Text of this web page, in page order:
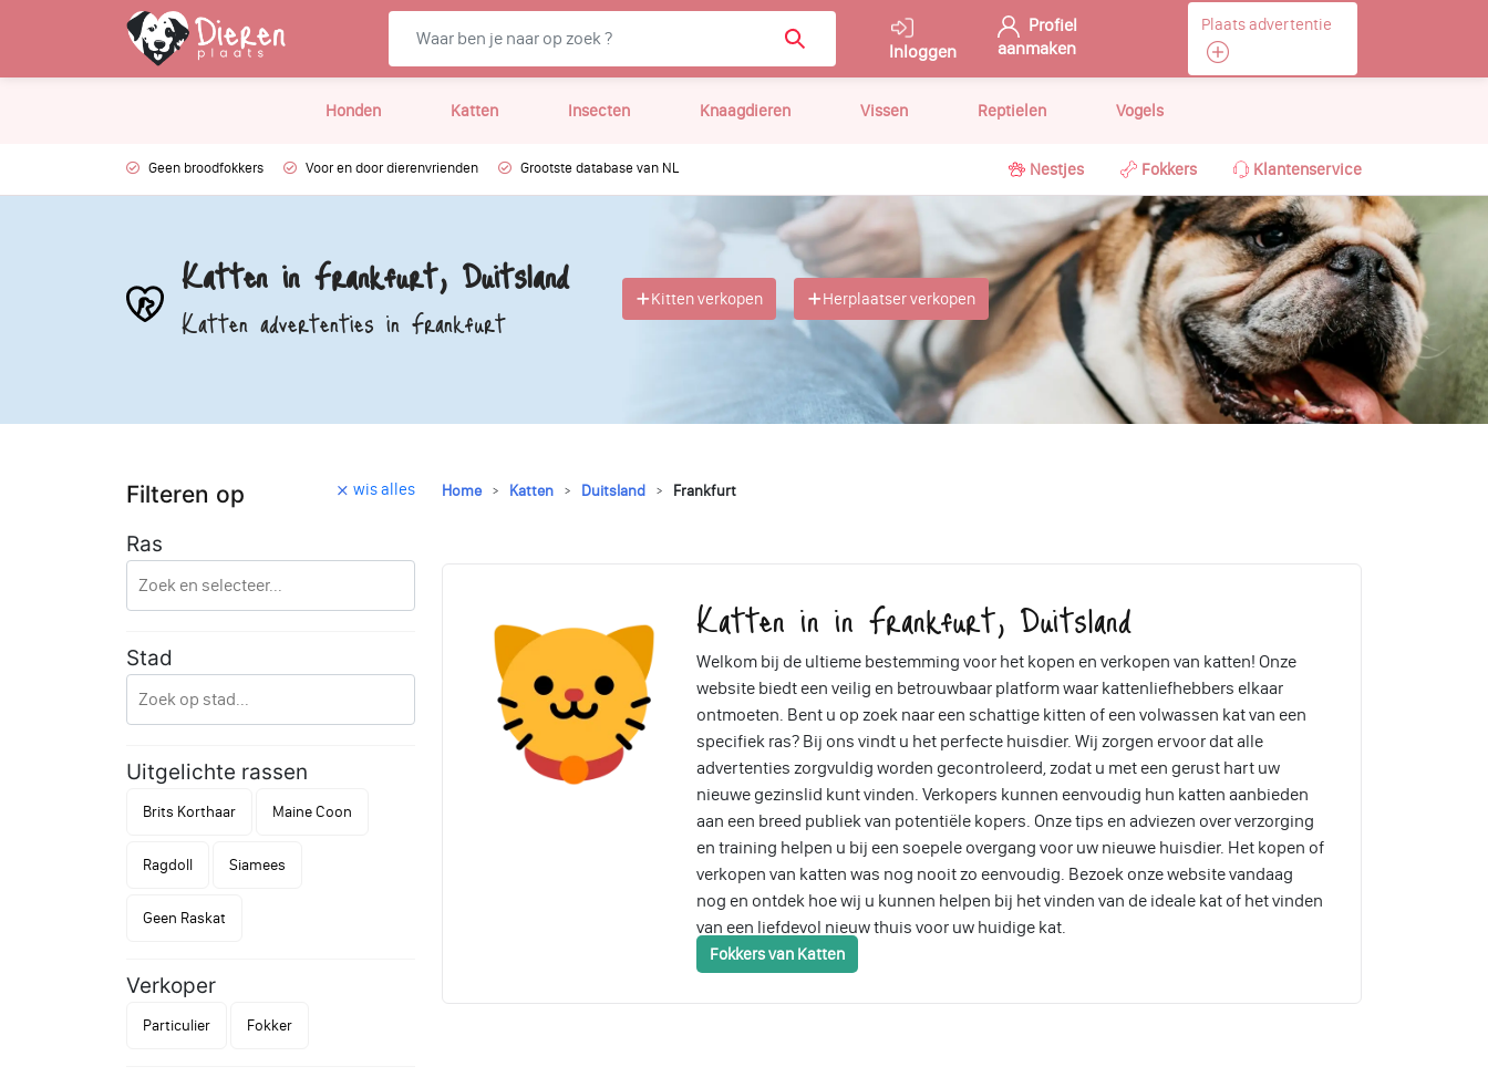
Inloggen
Profiel
aanmaken
Plaats advertentie
Honden Katten Insecten Knaagdieren Vissen Reptielen Vogels
Geen broodfokkers Voor en door dierenvrienden Grootste database van NL Nestjes Fokkers Klantenservice
Katten in Frankfurt, Duitsland
Katten advertenties in Frankfurt Kitten verkopen Herplaatser verkopen
Filteren op wis alles
Ras
Stad
Uitgelichte rassen
Brits Korthaar Maine Coon
Ragdoll Siamees
Geen Raskat
Verkoper
Particulier Fokker
Home Katten Duitsland Frankfurt
Katten in in Frankfurt, Duitsland
Welkom bij de ultieme bestemming voor het kopen en verkopen van katten! Onze
website biedt een veilig en betrouwbaar platform waar kattenliefhebbers elkaar
ontmoeten. Bent u op zoek naar een schattige kitten of een volwassen kat van een
specifiek ras? Bij ons vindt u het perfecte huisdier. Wij zorgen ervoor dat alle
advertenties zorgvuldig worden gecontroleerd, zodat u met een gerust hart uw
nieuwe gezinslid kunt vinden. Verkopers kunnen eenvoudig hun katten aanbieden
aan een breed publiek van potentiële kopers. Onze tips en adviezen over verzorging
en training helpen u bij een soepele overgang voor uw nieuwe huisdier. Het kopen of
verkopen van katten was nog nooit zo eenvoudig. Bezoek onze website vandaag
nog en ontdek hoe wij u kunnen helpen bij het vinden van de ideale kat of het vinden
van een liefdevol nieuw thuis voor uw huidige kat.
Fokkers van Katten